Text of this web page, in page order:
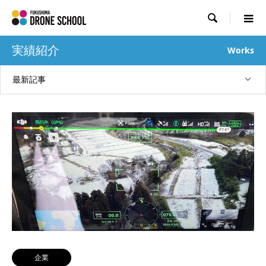

実績紹介 Works
最新記事
企業